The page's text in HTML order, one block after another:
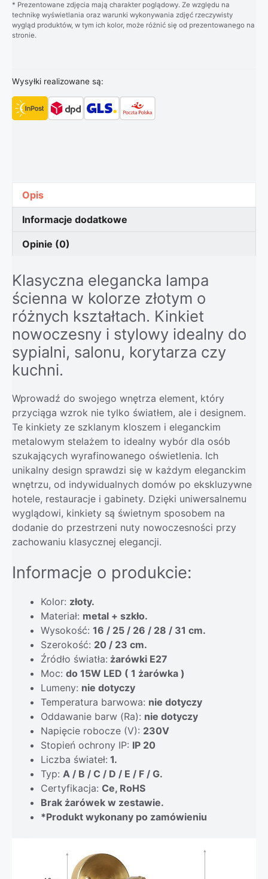
* Prezentowane zdjęcia mają charakter poglądowy. Ze względu na
technikę wyświetlania oraz warunki wykonywania zdjęć rzeczywisty
wygląd produktów, w tym ich kolor, może różnić się od prezentowanego na
stronie.
Wysyłki realizowane są:
Opis
Informacje dodatkowe
Opinie (0)
Klasyczna elegancka lampa
ścienna w kolorze złotym o
różnych kształtach. Kinkiet
nowoczesny i stylowy idealny do
sypialni, salonu, korytarza czy
kuchni.
Wprowadź do swojego wnętrza element, który
przyciąga wzrok nie tylko światłem, ale i designem.
Te kinkiety ze szklanym kloszem i eleganckim
metalowym stelażem to idealny wybór dla osób
szukających wyrafinowanego oświetlenia. Ich
unikalny design sprawdzi się w każdym eleganckim
wnętrzu, od indywidualnych domów po ekskluzywne
hotele, restauracje i gabinety. Dzięki uniwersalnemu
wyglądowi, kinkiety są świetnym sposobem na
dodanie do przestrzeni nuty nowoczesności przy
zachowaniu klasycznej elegancji.
Informacje o produkcie:
Kolor: złoty.
Materiał: metal + szkło.
Wysokość: 16 / 25 / 26 / 28 / 31 cm.
Szerokość: 20 / 23 cm.
Źródło światła: żarówki E27
Moc: do 15W LED ( 1 żarówka )
Lumeny: nie dotyczy
Temperatura barwowa: nie dotyczy
Oddawanie barw (Ra): nie dotyczy
Napięcie robocze (V): 230V
Stopień ochrony IP: IP 20
Liczba świateł: 1.
Typ: A / B / C / D / E / F / G.
Certyfikacja: Ce, RoHS
Brak żarówek w zestawie.
*Produkt wykonany po zamówieniu